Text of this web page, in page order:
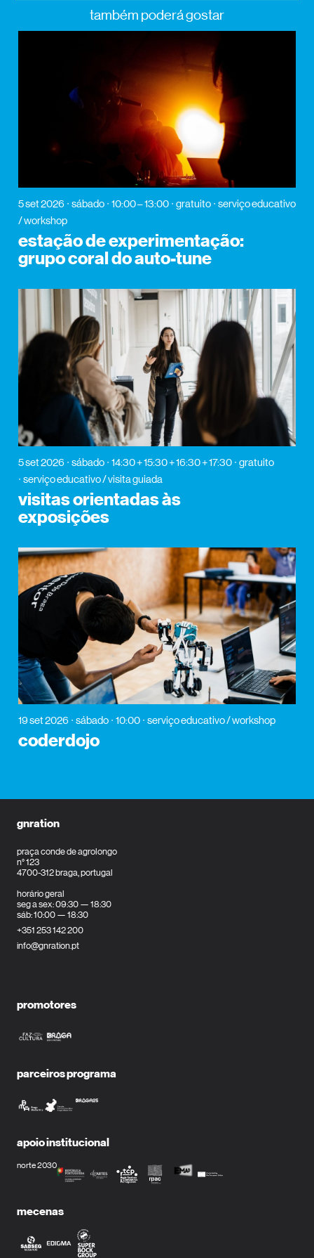
também poderá gostar
5 set 2026 sábado 10:00 – 13:00 gratuito
serviço educativo
/ workshop
estação de experimentação:
grupo coral do auto-tune
5 set 2026 sábado 14:30 + 15:30 + 16:30 + 17:30
gratuito
serviço educativo / visita guiada
visitas orientadas às
exposições
19 set 2026 sábado 10:00 serviço educativo / workshop
coderdojo
gnration
praça conde de agrolongo
n° 123
4700-312 braga, portugal
horário geral
seg a sex: 09:30 — 18:30
sáb: 10:00 — 18:30
+351 253 142 200
info@gnration.pt
promotores
parceiros programa
apoio institucional
norte 2030
mecenas